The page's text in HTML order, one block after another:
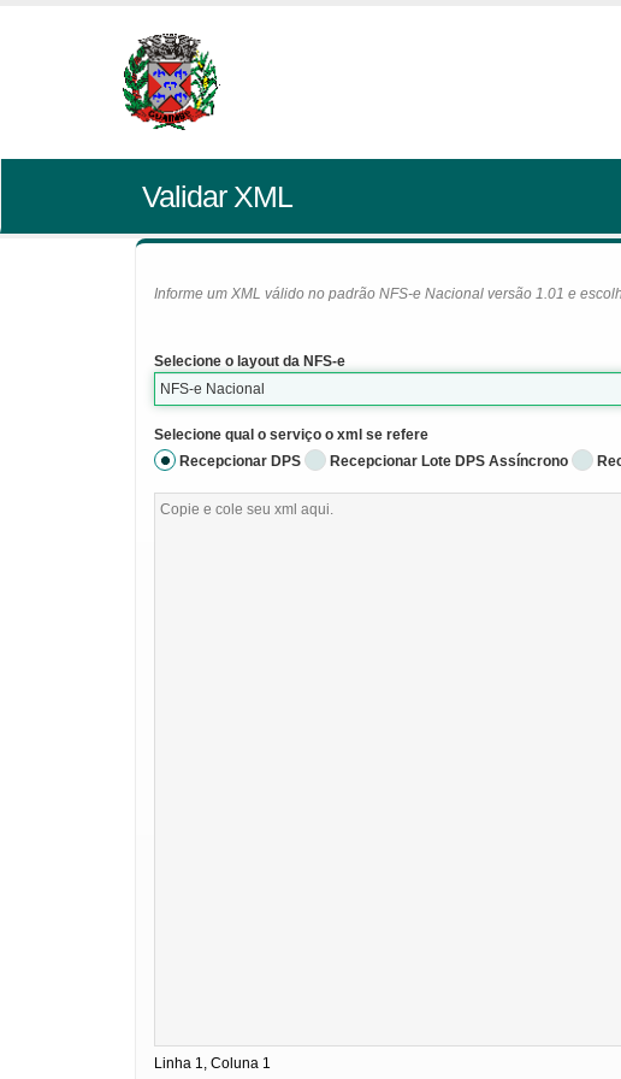
Validar XML
Informe um XML válido no padrão NFS-e Nacional versão 1.01 e
Selecione o layout da NFS-e
NFS-e Nacional
Selecione qual o serviço o xml se refere
Recepcionar DPS
Recepcionar Lote DPS Assíncrono
Linha 1, Coluna 1